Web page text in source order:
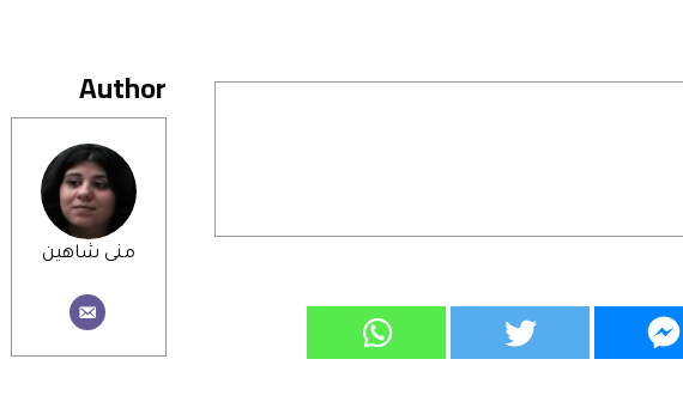
Author
منى شاهين